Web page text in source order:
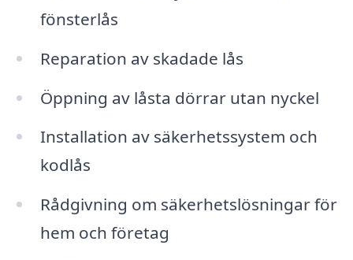
fönsterlås
Reparation av skadade lås
Öppning av låsta dörrar utan nyckel
Installation av säkerhetssystem och
kodlås
Rådgivning om säkerhetslösningar för
hem och företag